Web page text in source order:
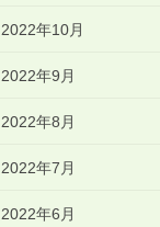
2022年10月
2022年9月
2022年8月
2022年7月
2022年6月